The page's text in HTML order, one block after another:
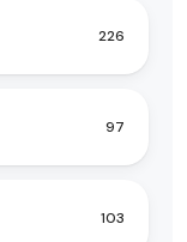
226
97
103